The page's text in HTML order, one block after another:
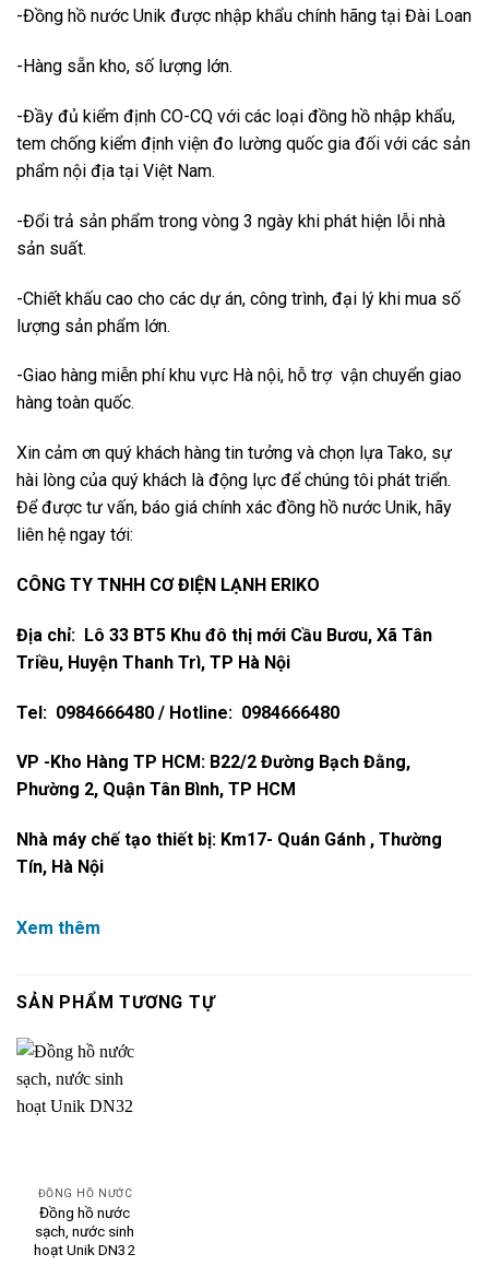
-Đồng hồ nước Unik được nhập khẩu chính hãng tại Đài Loan
-Hàng sẵn kho, số lượng lớn.
-Đầy đủ kiểm định CO-CQ với các loại đồng hồ nhập khẩu,
tem chống kiểm định viện đo lường quốc gia đối với các sản
phẩm nội địa tại Việt Nam.
-Đổi trả sản phẩm trong vòng 3 ngày khi phát hiện lỗi nhà
sản suất.
-Chiết khấu cao cho các dự án, công trình, đại lý khi mua số
lượng sản phẩm lớn.
-Giao hàng miễn phí khu vực Hà nội, hỗ trợ vận chuyển giao
hàng toàn quốc.
Xin cảm ơn quý khách hàng tin tưởng và chọn lựa Tako, sự
hài lòng của quý khách là động lực để chúng tôi phát triển.
Để được tư vấn, báo giá chính xác đồng hồ nước Unik, hãy
liên hệ ngay tới:
CÔNG TY TNHH CƠ ĐIỆN LẠNH ERIKO
Địa chỉ: Lô 33 BT5 Khu đô thị mới Cầu Bươu, Xã Tân
Triều, Huyện Thanh Trì, TP Hà Nội
Tel: 0984666480 / Hotline: 0984666480
VP -Kho Hàng TP HCM: B22/2 Đường Bạch Đằng,
Phường 2, Quận Tân Bình, TP HCM
Nhà máy chế tạo thiết bị: Km17- Quán Gánh , Thường
Tín, Hà Nội
Xem thêm
SẢN PHẨM TƯƠNG TỰ
ĐỒNG HỒ NƯỚC
Đồng hồ nước
sạch, nước sinh
hoạt Unik DN32